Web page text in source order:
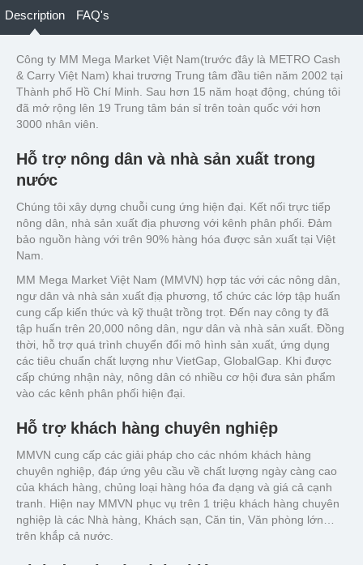
Description FAQ's
Công ty MM Mega Market Việt Nam(trước đây là METRO Cash
& Carry Việt Nam) khai trương Trung tâm đầu tiên năm 2002 tại
Thành phố Hồ Chí Minh. Sau hơn 15 năm hoạt động, chúng tôi
đã mở rộng lên 19 Trung tâm bán sỉ trên toàn quốc với hơn
3000 nhân viên.
Hỗ trợ nông dân và nhà sản xuất trong
nước
Chúng tôi xây dựng chuỗi cung ứng hiện đại. Kết nối trực tiếp
nông dân, nhà sản xuất địa phương với kênh phân phối. Đảm
bảo nguồn hàng với trên 90% hàng hóa được sản xuất tại Việt
Nam.
MM Mega Market Việt Nam (MMVN) hợp tác với các nông dân,
ngư dân và nhà sản xuất địạ phương, tổ chức các lớp tập huấn
cung cấp kiến thức và kỹ thuật trồng trọt. Đến nay công ty đã
tập huấn trên 20,000 nông dân, ngư dân và nhà sản xuất. Đồng
thời, hỗ trợ quá trình chuyển đổi mô hình sản xuất, ứng dụng
các tiêu chuẩn chất lượng như VietGap, GlobalGap. Khi được
cấp chứng nhận này, nông dân có nhiều cơ hội đưa sản phẩm
vào các kênh phân phối hiện đại.
Hỗ trợ khách hàng chuyên nghiệp
MMVN cung cấp các giải pháp cho các nhóm khách hàng
chuyên nghiệp, đáp ứng yêu cầu về chất lượng ngày càng cao
của khách hàng, chủng loại hàng hóa đa dạng và giá cả cạnh
tranh. Hiện nay MMVN phục vụ trên 1 triệu khách hàng chuyên
nghiệp là các Nhà hàng, Khách sạn, Căn tin, Văn phòng lớn…
trên khắp cả nước.